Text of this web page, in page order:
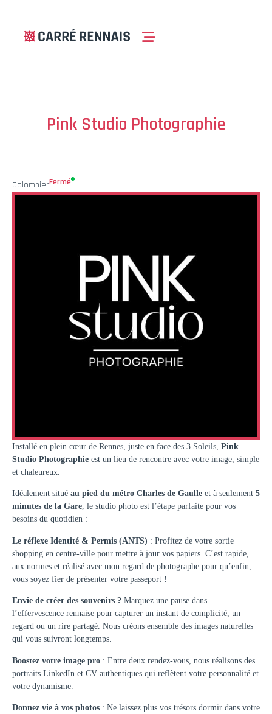
Pink Studio Photographie
ColombierFermé
Installé en plein cœur de Rennes, juste en face des 3 Soleils, Pink
Studio Photographie est un lieu de rencontre avec votre image, simple
et chaleureux.
Idéalement situé au pied du métro Charles de Gaulle et à seulement 5
minutes de la Gare, le studio photo est l’étape parfaite pour vos
besoins du quotidien :
Le réflexe Identité & Permis (ANTS) : Profitez de votre sortie
shopping en centre-ville pour mettre à jour vos papiers. C’est rapide,
aux normes et réalisé avec mon regard de photographe pour qu’enfin,
vous soyez fier de présenter votre passeport !
Envie de créer des souvenirs ? Marquez une pause dans
l’effervescence rennaise pour capturer un instant de complicité, un
regard ou un rire partagé. Nous créons ensemble des images naturelles
qui vous suivront longtemps.
Boostez votre image pro : Entre deux rendez-vous, nous réalisons des
portraits LinkedIn et CV authentiques qui reflètent votre personnalité et
votre dynamisme.
Donnez vie à vos photos : Ne laissez plus vos trésors dormir dans votre